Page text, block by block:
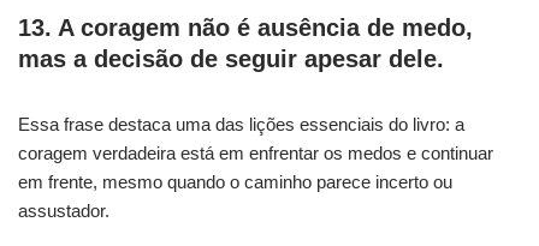
13. A coragem não é ausência de medo,
mas a decisão de seguir apesar dele.
Essa frase destaca uma das lições essenciais do livro: a
coragem verdadeira está em enfrentar os medos e continuar
em frente, mesmo quando o caminho parece incerto ou
assustador.